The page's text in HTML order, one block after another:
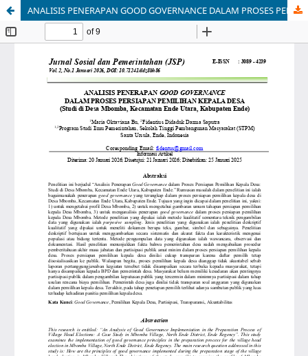
ANALISIS PENERAPAN GOOD GOVERNANCE DALAM PROSES PERSIAPAN PEMILIHAN KEPALA DESA (Studi di Desa Mbomba, Kecamatan Ende Utara, Kabupaten Ende)